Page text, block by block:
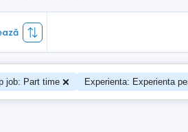
job: Part time Experienta: Experienta